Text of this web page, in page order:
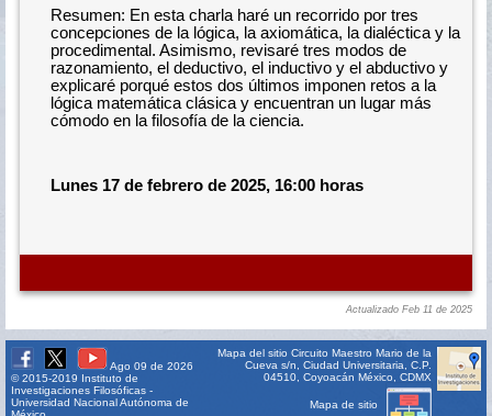
Resumen: En esta charla haré un recorrido por tres
concepciones de la lógica, la axiomática, la dialéctica y la
procedimental. Asimismo, revisaré tres modos de
razonamiento, el deductivo, el inductivo y el abductivo y
explicaré porqué estos dos últimos imponen retos a la
lógica matemática clásica y encuentran un lugar más
cómodo en la filosofía de la ciencia.
Lunes 17 de febrero de 2025, 16:00 horas
Actualizado Feb 11 de 2025
Ago 09 de 2026
© 2015-2019 Instituto de
Investigaciones Filosóficas -
Universidad Nacional Autónoma de
Mapa del sitio Circuito Maestro Mario de la
Cueva s/n, Ciudad Universitaria, C.P.
04510, Coyoacán México, CDMX
Mapa de sitio